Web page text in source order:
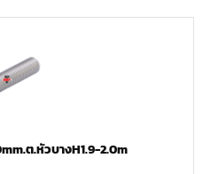
ต.หัวบางH1.9-2.0m